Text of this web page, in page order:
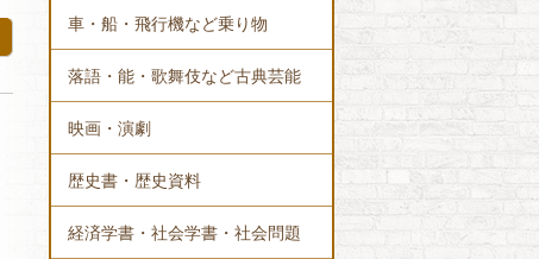
車・船・飛行機など乗り物
落語・能・歌舞伎など古典芸能
映画・演劇
歴史書・歴史資料
経済学書・社会学書・社会問題